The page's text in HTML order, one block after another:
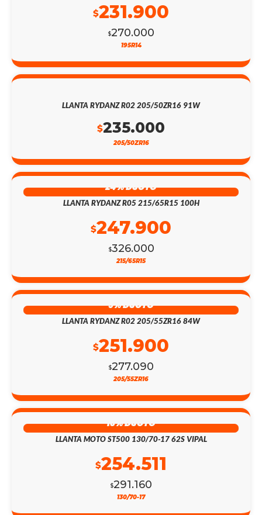
$270.000
$231.900
195R14
LLANTA RYDANZ R02 205/50ZR16 91W
$235.000
205/50ZR16
24% DSCTO
LLANTA RYDANZ R05 215/65R15 100H
$326.000
$247.900
215/65R15
9% DSCTO
LLANTA RYDANZ R02 205/55ZR16 84W
$277.090
$251.900
205/55ZR16
13% DSCTO
LLANTA MOTO ST500 130/70-17 62S VIPAL
$291.160
$254.511
130/70-17